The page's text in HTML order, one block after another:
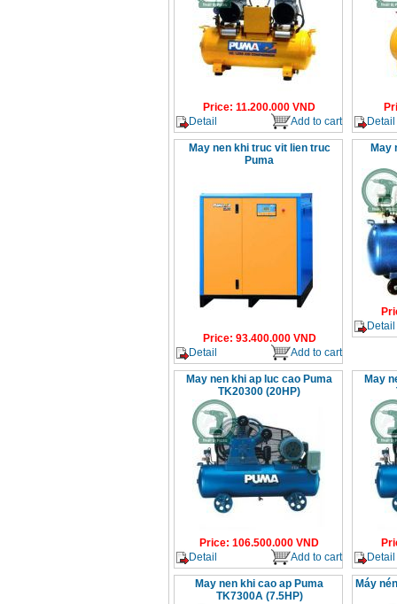
Price: 11.200.000 VND
Detail
Add to cart
Detail
May nen khi truc vit lien truc
Puma
Price: 93.400.000VND
Detail
Add to cart
May
Detail
May nen khi ap luc cao Puma
TK20300 (20HP)
Price: 106.500.000 VND
Detail
Add to cart
May
Detail
May nen khi cao ap Puma
TK7300A (7.5HP)
Máy